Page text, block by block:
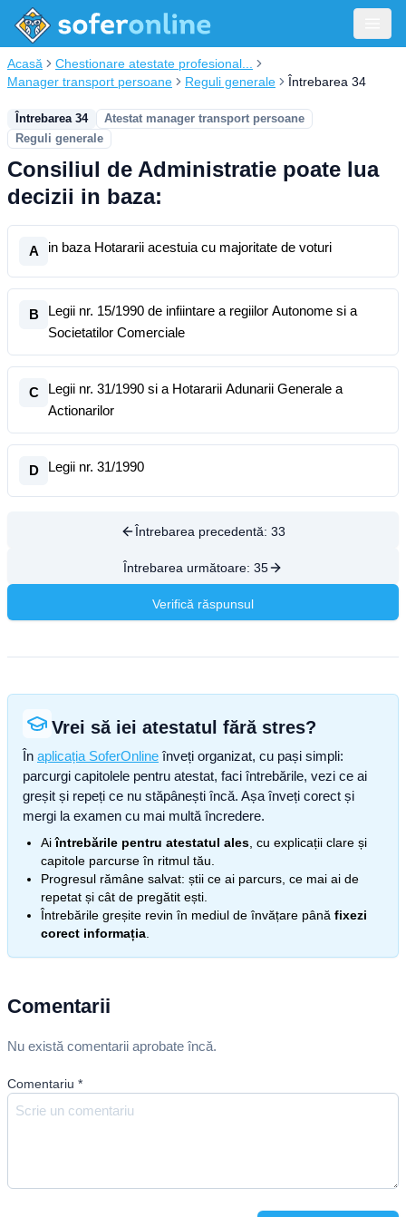
Acasă
Chestionare atestate profesional...
Manager transport persoane
Reguli generale Întrebarea 34
Întrebarea 34
Atestat manager transport persoane
Reguli generale
Consiliul de Administratie poate lua
decizii in baza:
A in baza Hotararii acestuia cu majoritate de voturi
B
Legii nr. 15/1990 de infiintare a regiilor Autonome si a
Societatilor Comerciale
C
Legii nr. 31/1990 si a Hotararii Adunarii Generale a
Actionarilor
D Legii nr. 31/1990
Întrebarea precedentă: 33
Întrebarea următoare: 35
Verifică răspunsul
Vrei să iei atestatul fără stres?
În aplicația SoferOnline înveți organizat, cu pași simpli:
parcurgi capitolele pentru atestat, faci întrebările, vezi ce ai
greșit și repeți ce nu stăpânești încă. Așa înveți corect și
mergi la examen cu mai multă încredere.
Aiîntrebările pentru atestatul ales , cu explicații clare și
capitole parcurse în ritmul tău.
Progresul rămâne salvat: știi ce ai parcurs, ce mai ai de
repetat și cât de pregătit ești.
Întrebările greșite revin în mediul de învățare până fixezi
corect informația
Comentarii
Nu există comentarii aprobate încă.
Comentariu *